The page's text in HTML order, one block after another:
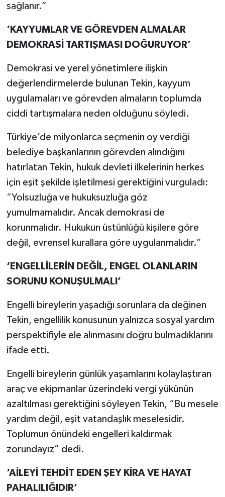
sağlanır.”
‘KAYYUMLAR VE GÖREVDEN ALMALAR
DEMOKRASİ TARTIŞMASI DOĞURUYOR’
Demokrasi ve yerel yönetimlere ilişkin
değerlendirmelerde bulunan Tekin, kayyum
uygulamaları ve görevden almaların toplumda
ciddi tartışmalara neden olduğunu söyledi.
Türkiye’de milyonlarca seçmenin oy verdiği
belediye başkanlarının görevden alındığını
hatırlatan Tekin, hukuk devleti ilkelerinin herkes
için eşit şekilde işletilmesi gerektiğini vurguladı:
“Yolsuzluğa ve hukuksuzluğa göz
yumulmamalıdır. Ancak demokrasi de
korunmalıdır. Hukukun üstünlüğü kişilere göre
değil, evrensel kurallara göre uygulanmalıdır.”
‘ENGELLİLERİN DEĞİL, ENGEL OLANLARIN
SORUNU KONUŞULMALI’
Engelli bireylerin yaşadığı sorunlara da değinen
Tekin, engellilik konusunun yalnızca sosyal yardım
perspektifiyle ele alınmasını doğru bulmadıklarını
ifade etti.
Engelli bireylerin günlük yaşamlarını kolaylaştıran
araç ve ekipmanlar üzerindeki vergi yükünün
azaltılması gerektiğini söyleyen Tekin, “Bu mesele
yardım değil, eşit vatandaşlık meselesidir.
Toplumun önündeki engelleri kaldırmak
zorundayız” dedi.
‘AİLEYİ TEHDİT EDEN ŞEY KİRA VE HAYAT
PAHALILIĞIDIR’